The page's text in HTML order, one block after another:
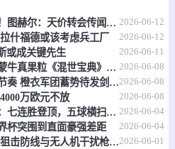
15 21:00 即将开始
0 - 0 科斯塔尔
曼城8500万镑砸不动森林中场！图赫尔：天价转会传闻反倒成了安德森的兴奋剂 2026-06-12
什福德或该考虑兵工厂 2026-06-12
或成关键先生 2026-06-11
范志毅用生活段子解码足球，蒙牛真果粒《混世宝典》玩出新花样 2026-06-08
范戴克直言美国场地影响比赛节奏 橙衣军团蓄势待发剑指世界杯2026-06-08
万欧元不放 2026-06-08
中国足球小将意大利赛场扬威：七连胜登顶，五球横扫北欧豪门！ 2026-06-04
杯突围到直面豪强差距 2026-06-04
英格兰队世界杯驻地安保升级 狙击防线与无人机干扰枪严阵以待2026-06-01